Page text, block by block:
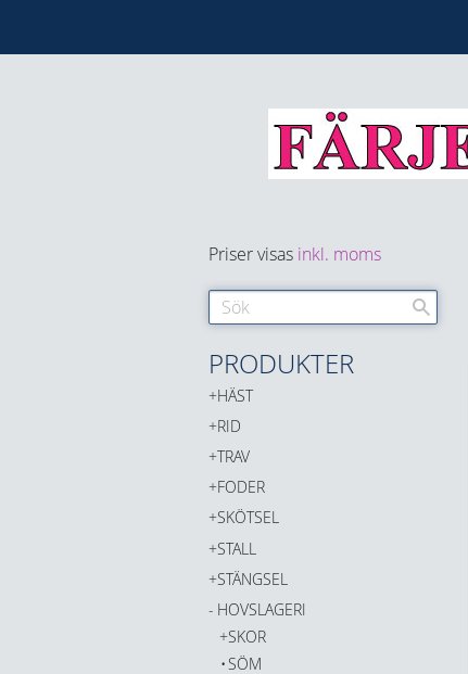
Priser visas inkl. moms
PRODUKTER
HÄST
RID
TRAV
FODER
SKÖTSEL
STALL
STÄNGSEL
HOVSLAGERI
SKOR
SÖM